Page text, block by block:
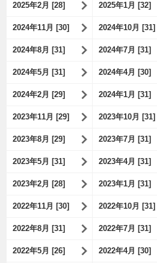
2025年2月 [28] 2025年1月 [32]
2024年11月 [30] 2024年10月 [31]
2024年8月 [31] 2024年7月 [31]
2024年5月 [31] 2024年4月 [30]
2024年2月 [29] 2024年1月 [31]
2023年11月 [29] 2023年10月 [31]
2023年8月 [29] 2023年7月 [31]
2023年5月 [31] 2023年4月 [31]
2023年2月 [28] 2023年1月 [31]
2022年11月 [30] 2022年10月 [31]
2022年8月 [31] 2022年7月 [31]
2022年5月 [26] 2022年4月 [30]